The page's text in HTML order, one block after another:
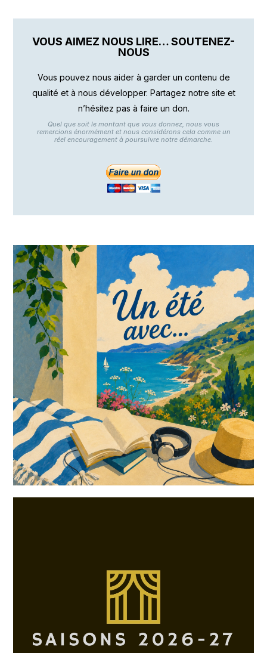
VOUS AIMEZ NOUS LIRE… SOUTENEZ-
NOUS
Vous pouvez nous aider à garder un contenu de
qualité et à nous développer. Partagez notre site et
n’hésitez pas à faire un don.
Quel que soit le montant que vous donnez, nous vous
remercions énormément et nous considérons cela comme un
réel encouragement à poursuivre notre démarche.